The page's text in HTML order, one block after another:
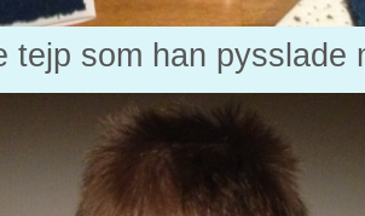
tejp som han pysslade